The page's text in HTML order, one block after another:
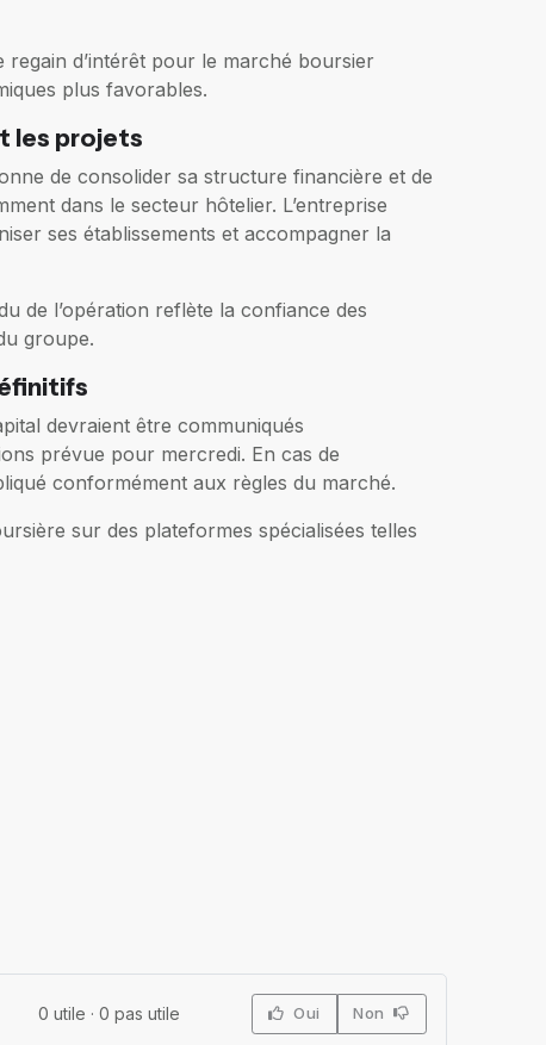
regain d’intérêt pour le marché boursier
plus favorables.
les projets
de consolider sa structure financière et de
dans le secteur hôtelier. L’entreprise
ses établissements et accompagner la
de l’opération reflète la confiance des
groupe.
devraient être communiqués
prévue pour mercredi. En cas de
conformément aux règles du marché.
sur des plateformes spécialisées telles
0 utile · 0 pas utile Oui Non